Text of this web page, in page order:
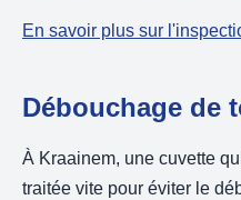
En savoir plus sur
Débouchage de
À Kraainem, une cuvette
traitée vite pour éviter le